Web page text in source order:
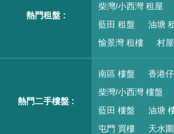
熱門租盤 :
柴灣/小西灣 租屋
藍田 租盤
油塘
愉景灣 租樓
村
熱門二手樓盤 :
南區 樓盤 香港
柴灣/小西灣 樓盤
藍田 樓盤
油塘
屯門 買樓
天水